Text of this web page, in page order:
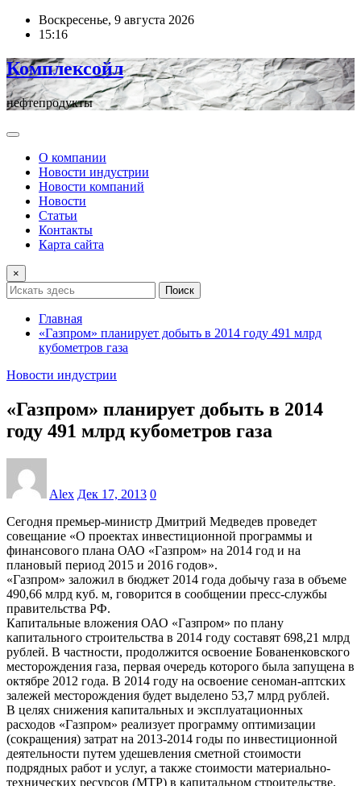
ПерейтиВоскресенье, 9 августа 2026
15:16
Комплексойл
нефтепродукты
О компании
Новости индустрии
Новости компаний
Новости
Статьи
Контакты
Карта сайта
×
Поиск
Главная
«Газпром» планирует добыть в 2014 году 491 млрд
кубометров газа
Новости индустрии
«Газпром» планирует добыть в 2014
году 491 млрд кубометров газа
Alex Дек 17, 2013 0
Сегодня премьер-министр Дмитрий Медведев проведет
совещание «О проектах инвестиционной программы и
финансового плана ОАО «Газпром» на 2014 год и на
плановый период 2015 и 2016 годов».
«Газпром» заложил в бюджет 2014 года добычу газа в объеме
490,66 млрд куб. м, говорится в сообщении пресс-службы
правительства РФ.
Капитальные вложения ОАО «Газпром» по плану
капитального строительства в 2014 году составят 698,21 млрд
рублей. В частности, продолжится освоение Бованенковского
месторождения газа, первая очередь которого была запущена в
октябре 2012 года. В 2014 году на освоение сеноман-аптских
залежей месторождения будет выделено 53,7 млрд рублей.
В целях снижения капитальных и эксплуатационных
расходов «Газпром» реализует программу оптимизации
(сокращения) затрат на 2013-2014 годы по инвестиционной
деятельности путем удешевления сметной стоимости
подрядных работ и услуг, а также стоимости материально-
технических ресурсов (МТР) в капитальном строительстве.